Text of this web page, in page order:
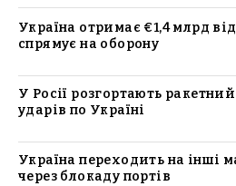
Україна отримає €1,4 млрд
спрямує на оборону
У Росії розгортають
ударів по Україні
Україна переходить на інші
через блокаду портів